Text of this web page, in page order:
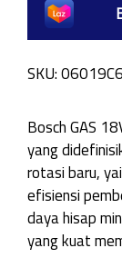
SKU:
Bosch GAS
yang
rotasi baru,
efisiensi
daya hisap
yang kuat